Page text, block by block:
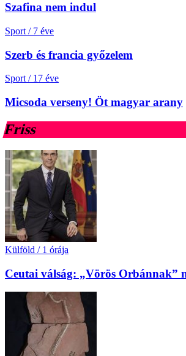
Szafina nem indul
Sport / 7 éve
Szerb és francia győzelem
Sport / 17 éve
Micsoda verseny! Öt magyar arany
Friss
Külföld / 1 órája
Ceutai válság: „Vörös Orbánnak”